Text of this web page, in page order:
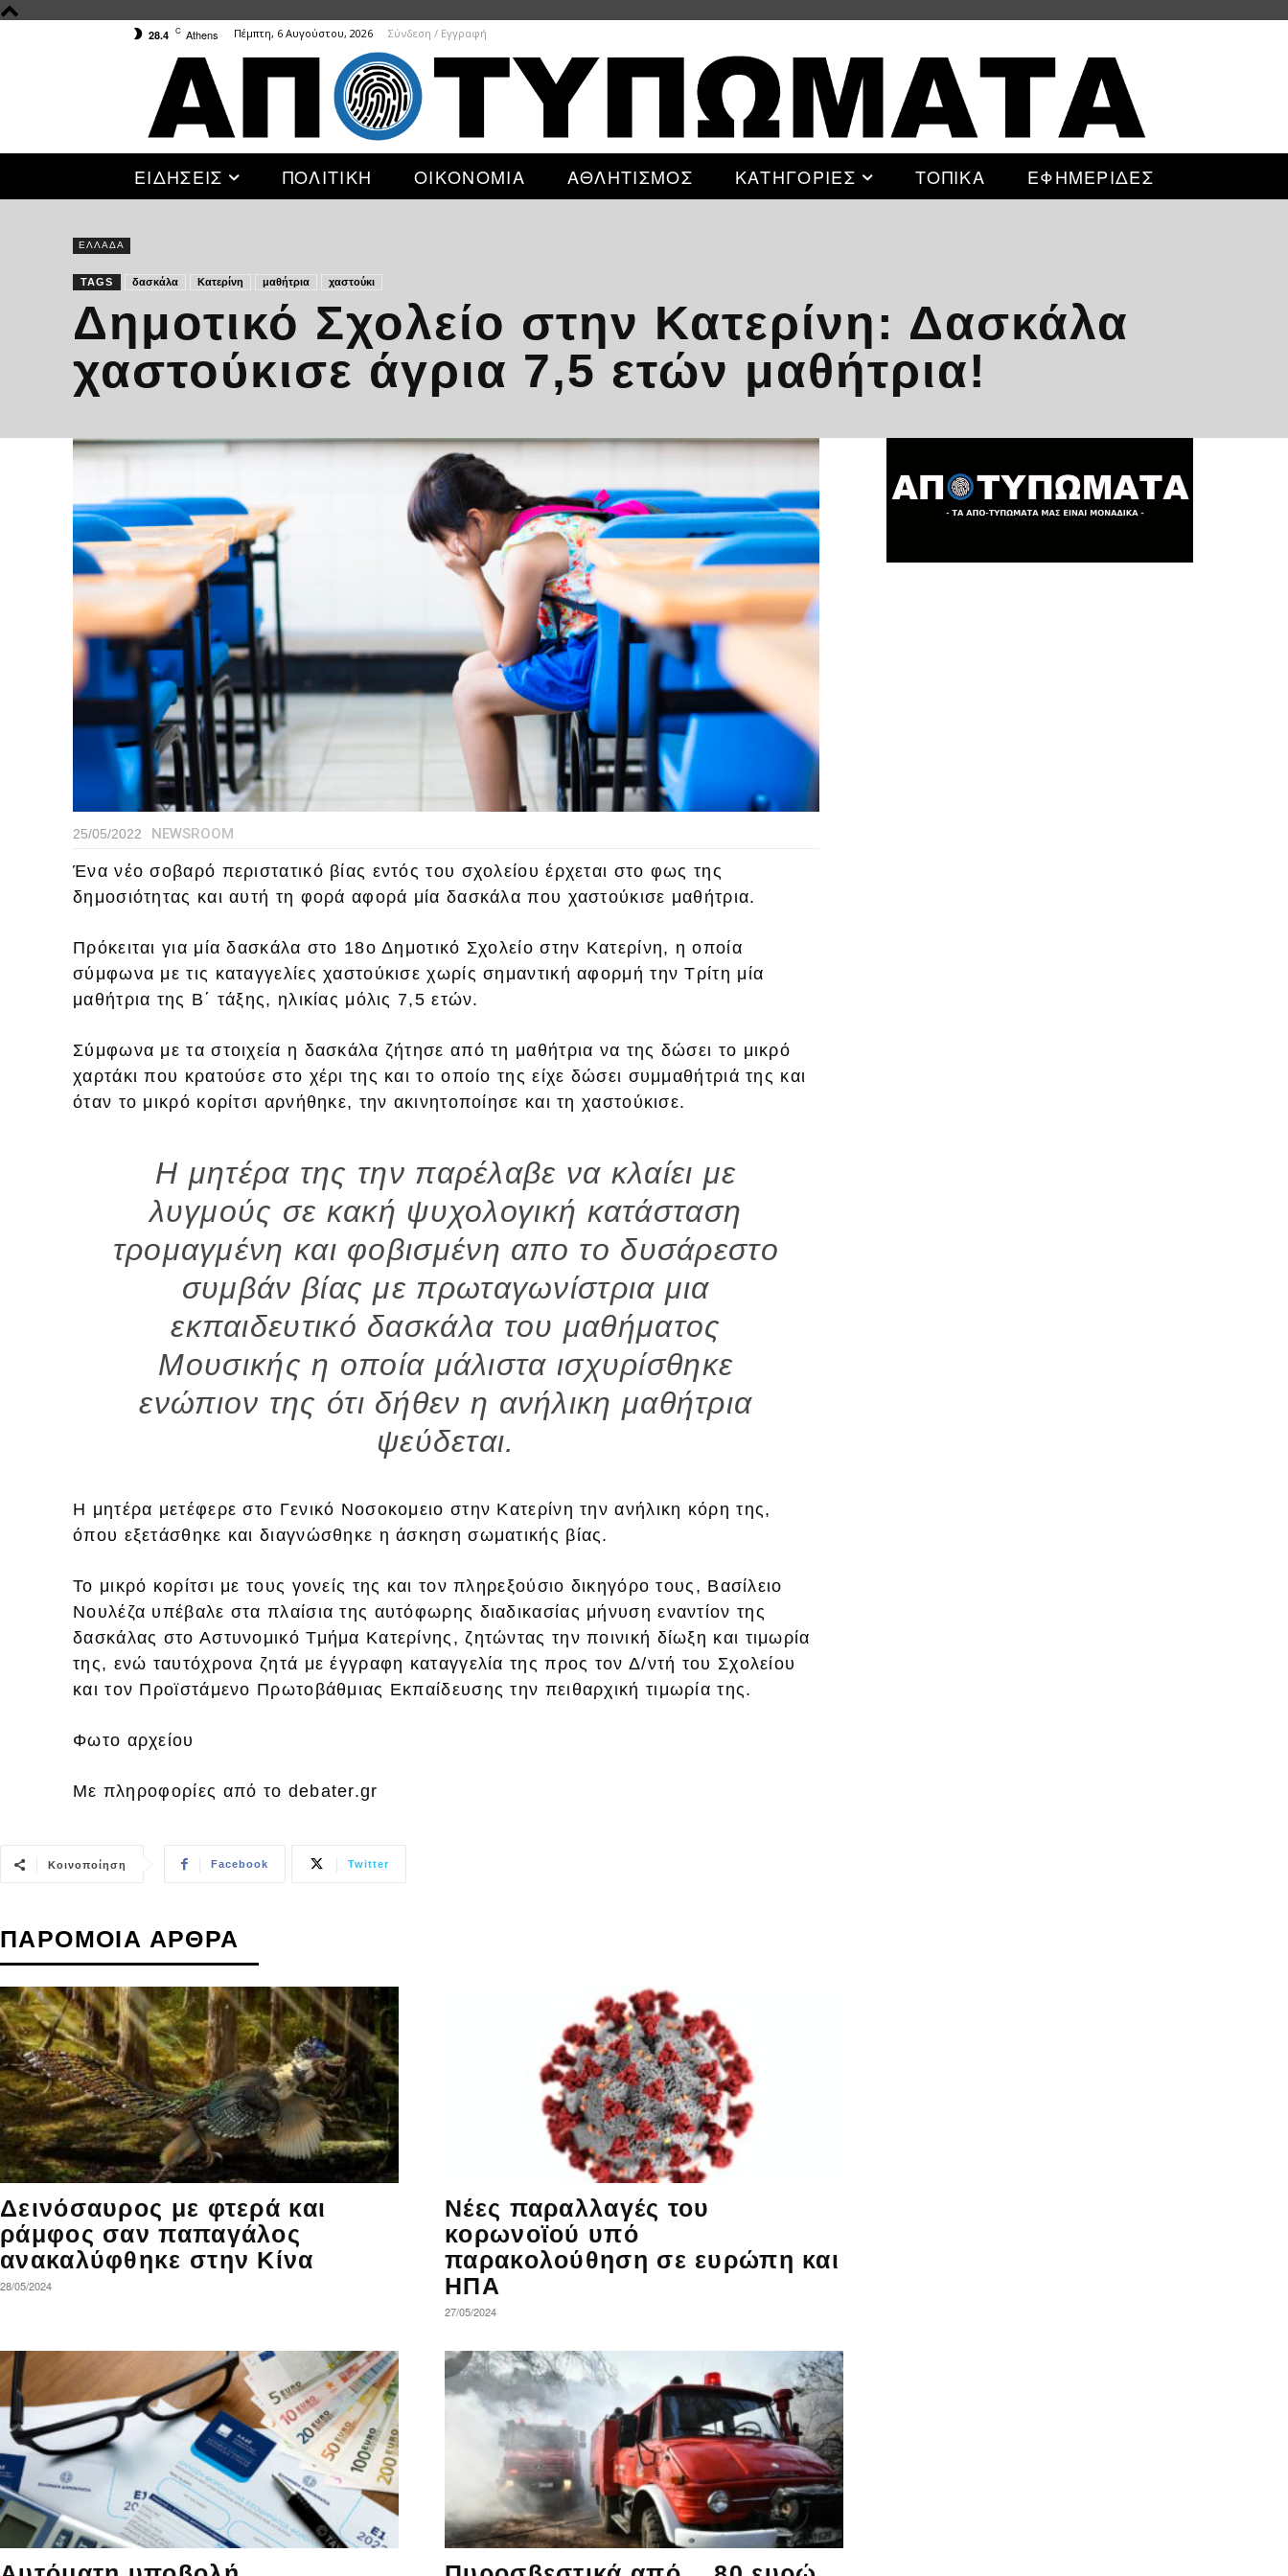
28.4 C Athens Πέμπτη, 6 Αυγούστου, 2026 Σύνδεση / Εγγραφή
ΕΙΔΗΣΕΙΣ ΠΟΛΙΤΙΚΗ ΟΙΚΟΝΟΜΙΑ ΑΘΛΗΤΙΣΜΟΣ ΚΑΤΗΓΟΡΙΕΣ ΤΟΠΙΚΑ ΕΦΗΜΕΡΙΔΕΣ
ΕΛΛΑΔΑ
TAGS δασκάλα Κατερίνη μαθήτρια χαστούκι
Δημοτικό Σχολείο στην Κατερίνη: Δασκάλα
χαστούκισε άγρια 7,5 ετών μαθήτρια!
25/05/2022 NEWSROOM
Ένα νέο σοβαρό περιστατικό βίας εντός του σχολείου έρχεται στο φως της
δημοσιότητας και αυτή τη φορά αφορά μία δασκάλα που χαστούκισε μαθήτρια.
Πρόκειται για μία δασκάλα στο 18ο Δημοτικό Σχολείο στην Κατερίνη, η οποία
σύμφωνα με τις καταγγελίες χαστούκισε χωρίς σημαντική αφορμή την Τρίτη μία
μαθήτρια της Β΄ τάξης, ηλικίας μόλις 7,5 ετών.
Σύμφωνα με τα στοιχεία η δασκάλα ζήτησε από τη μαθήτρια να της δώσει το μικρό
χαρτάκι που κρατούσε στο χέρι της και το οποίο της είχε δώσει συμμαθήτριά της και
όταν το μικρό κορίτσι αρνήθηκε, την ακινητοποίησε και τη χαστούκισε.
Η μητέρα της την παρέλαβε να κλαίει με
λυγμούς σε κακή ψυχολογική κατάσταση
τρομαγμένη και φοβισμένη απο το δυσάρεστο
συμβάν βίας με πρωταγωνίστρια μια
εκπαιδευτικό δασκάλα του μαθήματος
Μουσικής η οποία μάλιστα ισχυρίσθηκε
ενώπιον της ότι δήθεν η ανήλικη μαθήτρια
ψεύδεται.
Η μητέρα μετέφερε στο Γενικό Νοσοκομειο στην Κατερίνη την ανήλικη κόρη της,
όπου εξετάσθηκε και διαγνώσθηκε η άσκηση σωματικής βίας.
Το μικρό κορίτσι με τους γονείς της και τον πληρεξούσιο δικηγόρο τους, Βασίλειο
Νουλέζα υπέβαλε στα πλαίσια της αυτόφωρης διαδικασίας μήνυση εναντίον της
δασκάλας στο Αστυνομικό Τμήμα Κατερίνης, ζητώντας την ποινική δίωξη και τιμωρία
της, ενώ ταυτόχρονα ζητά με έγγραφη καταγγελία της προς τον Δ/ντή του Σχολείου
και τον Προϊστάμενο Πρωτοβάθμιας Εκπαίδευσης την πειθαρχική τιμωρία της.
Φωτο αρχείου
Με πληροφορίες από το debater.gr
Κοινοποίηση Facebook Twitter
ΠΑΡΟΜΟΙΑ ΑΡΘΡΑ
Δεινόσαυρος με φτερά και
ράμφος σαν παπαγάλος
ανακαλύφθηκε στην Κίνα
28/05/2024
Νέες παραλλαγές του
κορωνοϊού υπό
παρακολούθηση σε ευρώπη και
ΗΠΑ
27/05/2024